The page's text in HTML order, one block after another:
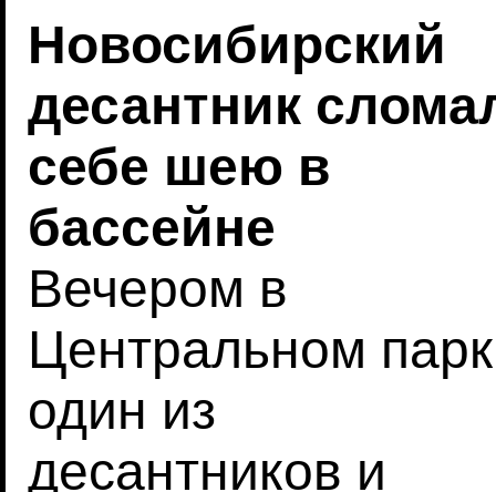
Новосибирский
десантник
себе шею в
бассейне
Вечером в
Центральном
один из
десантников и